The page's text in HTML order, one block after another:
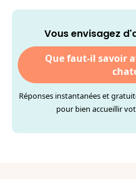
Vous envisagez
Que faut-il savoir
Réponses instantanées et
pour bien accueillir